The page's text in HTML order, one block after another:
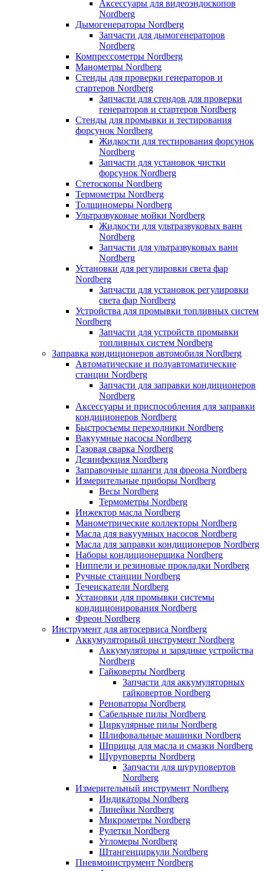
Аксессуары для видеоэндоскопов
Nordberg
Дымогенераторы Nordberg
Запчасти для дымогенераторов
Nordberg
Компрессометры Nordberg
Манометры Nordberg
Стенды для проверки генераторов и
стартеров Nordberg
Запчасти для стендов для проверки
генераторов и стартеров Nordberg
Стенды для промывки и тестирования
форсунок Nordberg
Жидкости для тестирования форсунок
Nordberg
Запчасти для установок чистки
форсунок Nordberg
Стетоскопы Nordberg
Термометры Nordberg
Толщиномеры Nordberg
Ультразвуковые мойки Nordberg
Жидкости для ультразвуковых ванн
Nordberg
Запчасти для ультразвуковых ванн
Nordberg
Установки для регулировки света фар
Nordberg
Запчасти для установок регулировки
света фар Nordberg
Устройства для промывки топливных систем
Nordberg
Запчасти для устройств промывки
топливных систем Nordberg
Заправка кондиционеров автомобиля Nordberg
Автоматические и полуавтоматические
станции Nordberg
Запчасти для заправки кондиционеров
Nordberg
Аксессуары и приспособления для заправки
кондиционеров Nordberg
Быстросъемы переходники Nordberg
Вакуумные насосы Nordberg
Газовая сварка Nordberg
Дезинфекция Nordberg
Заправочные шланги для фреона Nordberg
Измерительные приборы Nordberg
Весы Nordberg
Термометры Nordberg
Инжектор масла Nordberg
Манометрические коллекторы Nordberg
Масла для вакуумных насосов Nordberg
Масла для заправки кондиционеров Nordberg
Наборы кондиционерщика Nordberg
Ниппели и резиновые прокладки Nordberg
Ручные станции Nordberg
Течеискатели Nordberg
Установки для промывки системы
кондиционирования Nordberg
Фреон Nordberg
Инструмент для автосервиса Nordberg
Аккумуляторный инструмент Nordberg
Аккумуляторы и зарядные устройства
Nordberg
Гайковерты Nordberg
Запчасти для аккумуляторных
гайковертов Nordberg
Реноваторы Nordberg
Сабельные пилы Nordberg
Циркулярные пилы Nordberg
Шлифовальные машинки Nordberg
Шприцы для масла и смазки Nordberg
Шуруповерты Nordberg
Запчасти для шуруповертов
Nordberg
Измерительный инструмент Nordberg
Индикаторы Nordberg
Линейки Nordberg
Микрометры Nordberg
Рулетки Nordberg
Угломеры Nordberg
Штангенциркули Nordberg
Пневмоинструмент Nordberg